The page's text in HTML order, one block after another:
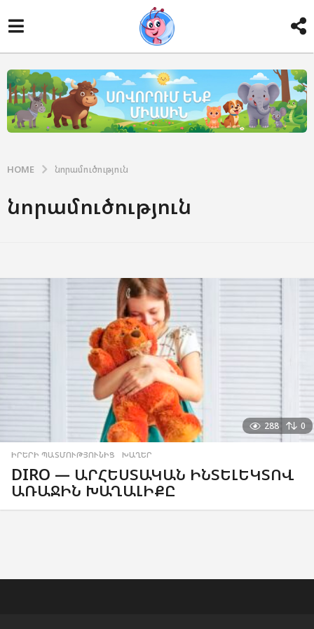
HOME նորամուծություն
նորամուծություն
288 0
ԻՐԵՐԻ ՊԱՏՄՈՒԹՅՈՒՆԻՑ ,ԽԱՂԵՐ
DIRO — ԱՐՀԵՍՏԱԿԱՆ ԻՆՏԵԼԵԿՏՈՎ
ԱՌԱՋԻՆ ԽԱՂԱԼԻՔԸ